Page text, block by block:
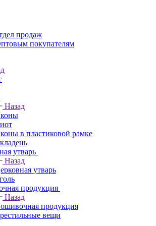
продаж
покупателям
Назад
в пластиковой рамке
утварь
Назад
утварь
продукция
Назад
продукция
вещи